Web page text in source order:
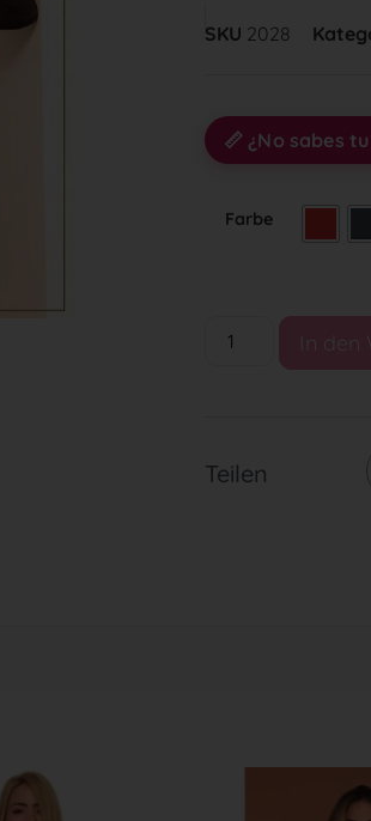
SKU 2028
📏 ¿No sabes
Farbe
In
Teilen